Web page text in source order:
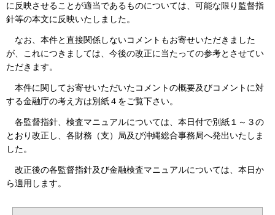
に反映させることが適当であるものについては、可能な限り監督指
針等の本文に反映いたしました。
なお、本件と直接関係しないコメントもお寄せいただきました
が、これにつきましては、今後の改正に当たっての参考とさせてい
ただきます。
本件に関してお寄せいただいたコメントの概要及びコメントに対
する金融庁の考え方は別紙４をご覧下さい。
各監督指針、検査マニュアルについては、本日付で別紙１～３の
とおり改正し、各財務（支）局及び沖縄総合事務局へ発出いたしま
した。
改正後の各監督指針及び金融検査マニュアルについては、本日か
ら適用します。